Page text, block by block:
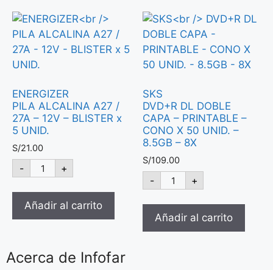
ENERGIZER
PILA ALCALINA A27 /
27A – 12V – BLISTER x
5 UNID.
S/21.00
- +
Añadir al carrito
SKS
DVD+R DL DOBLE
CAPA – PRINTABLE –
CONO X 50 UNID. –
8.5GB – 8X
S/109.00
- +
Añadir al carrito
Acerca de Infofar